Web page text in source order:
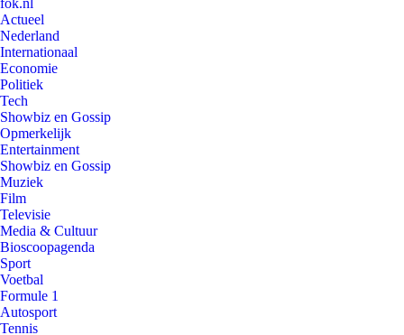
fok.nl
Actueel
Nederland
Internationaal
Economie
Politiek
Tech
Showbiz en Gossip
Opmerkelijk
Entertainment
Showbiz en Gossip
Muziek
Film
Televisie
Media & Cultuur
Bioscoopagenda
Sport
Voetbal
Formule 1
Autosport
Tennis